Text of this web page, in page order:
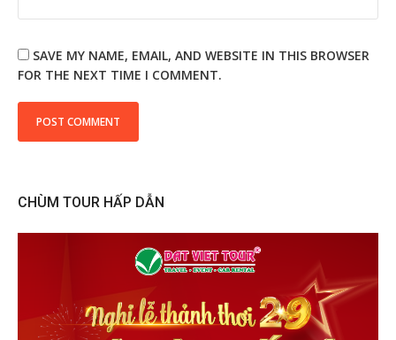
SAVE MY NAME, EMAIL, AND WEBSITE IN THIS BROWSER
FOR THE NEXT TIME I COMMENT.
CHÙM TOUR HẤP DẪN